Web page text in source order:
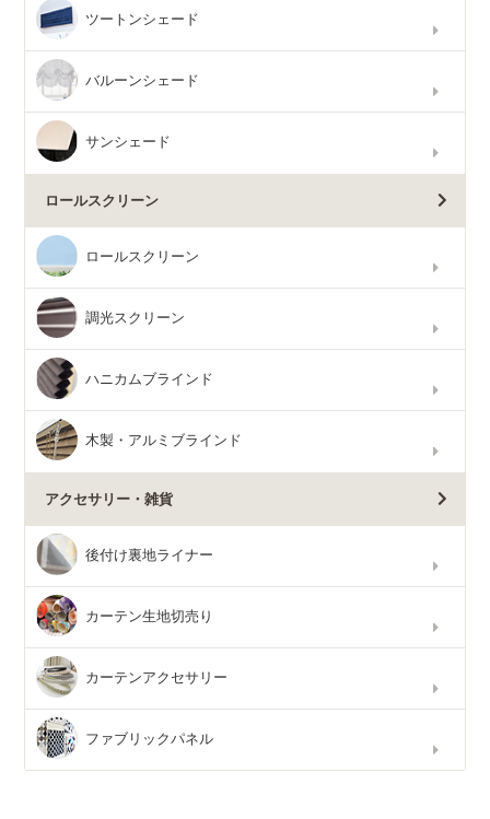
ツートンシェード
バルーンシェード
サンシェード
ロールスクリーン
ロールスクリーン
調光スクリーン
ハニカムブラインド
木製・アルミブラインド
アクセサリー・雑貨
後付け裏地ライナー
カーテン生地切売り
カーテンアクセサリー
ファブリックパネル